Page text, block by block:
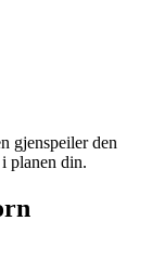
gjenspeiler den
planen din.